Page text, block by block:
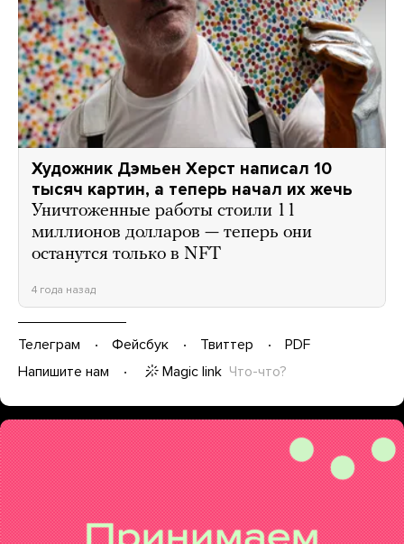
Художник Дэмьен Херст написал 10
тысяч картин, а теперь начал их жечь
Уничтоженные работы стоили 11
миллионов долларов — теперь они
останутся только в NFT
4 года назад
Телеграм Фейсбук Твиттер
PDF
Напишите нам
Magic link Что-что?